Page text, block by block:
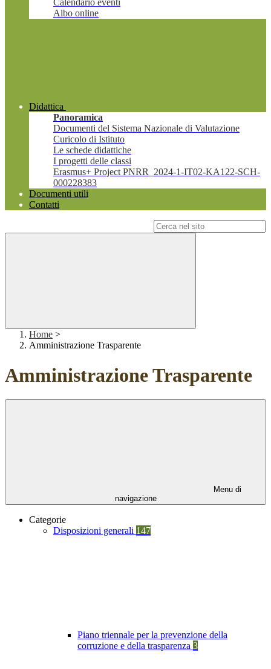
Calendario eventi
Albo online
Didattica
Panoramica
Documenti del Sistema Nazionale di Valutazione
Curicolo di Istituto
Le schede didattiche
I progetti delle classi
Erasmus+ Project PNRR_2024-1-IT02-KA122-SCH-
000228383
Documenti utili
Contatti
Home >
Amministrazione Trasparente
Amministrazione Trasparente
Menu di
navigazione
Categorie
Disposizioni generali 147
Piano triennale per la prevenzione della
corruzione e della trasparenza 3